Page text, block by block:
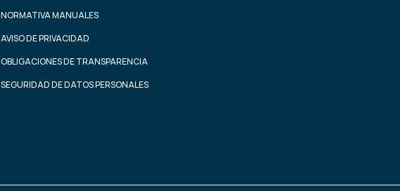
NORMATIVA MANUALES
AVISO DE PRIVACIDAD
OBLIGACIONES DE TRANSPARENCIA
SEGURIDAD DE DATOS PERSONALES